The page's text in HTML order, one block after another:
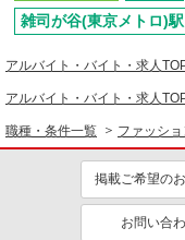
例です
東
派遣社員
株式会社シーエーセー
雑貨
時給
雑司が谷(東京メトロ)駅
アルバイト・バイト・求人
アルバイト・バイト・求人
職種・条件一覧 ファッシ
掲載ご希望の
お問い合